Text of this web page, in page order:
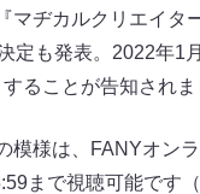
マヂカルクリエイタ
定も発表。2022年1
ることが告知されま
模様は、FANYオン
まで視聴可能です